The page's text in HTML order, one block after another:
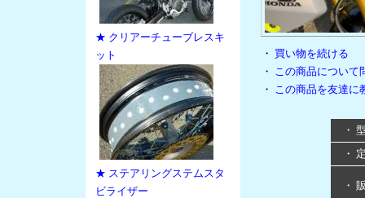
★ クリアーチューブレスキ
ット
★ ステアリングステムスタ
ビライザー
・ 買い物を続ける
・
この商品について
・
この商品を友達に
・
・
・